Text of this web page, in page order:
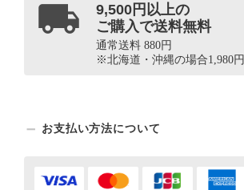
9,500円以上の
ご購入で送料無料
通常送料 880円
※北海道・沖縄の場合1,980円
お支払い方法について